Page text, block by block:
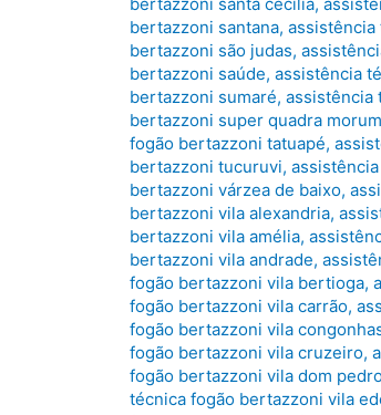
bertazzoni santana, assistência
bertazzoni são judas,
bertazzoni saúde, assistência
bertazzoni sumaré, assistência
bertazzoni super quadra
fogão bertazzoni tatuapé,
bertazzoni tucuruvi,
bertazzoni várzea de baixo,
bertazzoni vila alexandria,
bertazzoni vila amélia,
bertazzoni vila andrade,
fogão bertazzoni vila bertioga,
fogão bertazzoni vila carrão,
fogão bertazzoni vila
fogão bertazzoni vila cruzeiro,
fogão bertazzoni vila dom
técnica fogão bertazzoni vila